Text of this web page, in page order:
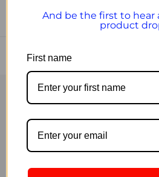
Paper adalah sebuah brand
tahun 2019 dan secara resmi
And be the first to hear
product
First name